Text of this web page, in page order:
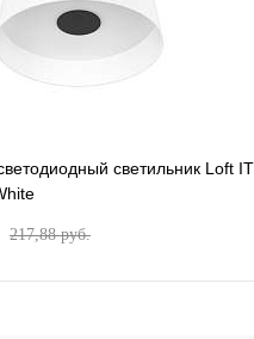
светильник Loft IT
217,88 pуб.